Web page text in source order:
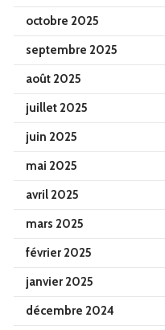
octobre 2025
septembre 2025
août 2025
juillet 2025
juin 2025
mai 2025
avril 2025
mars 2025
février 2025
janvier 2025
décembre 2024